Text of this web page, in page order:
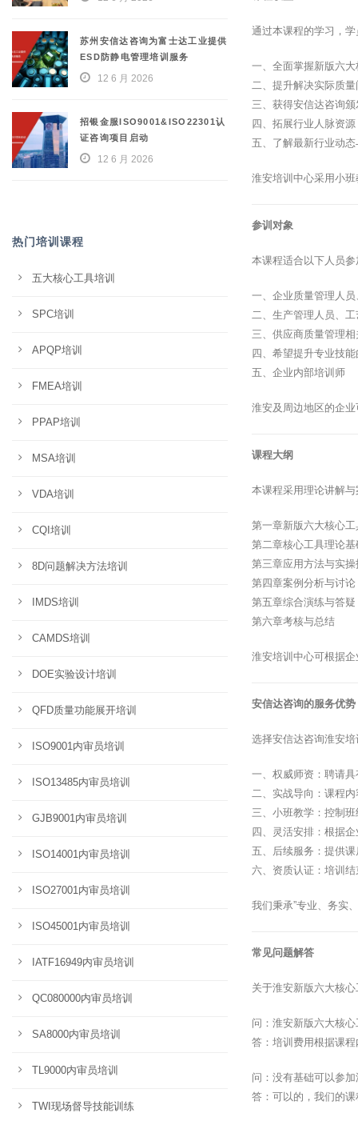
通过本课程的学习，
一、全面掌握新版六
二、提升解决实际质
三、获得安信达咨询
四、拓展行业人脉资
五、了解最新行业动
淮安培训中心采用小
参训对象
本课程适合以下人员参
一、企业质量管理人
二、生产管理人员、
三、供应商质量管理
四、希望提升专业技
五、企业内部培训师
淮安及周边地区的企
课程大纲
本课程采用理论讲解
第一章新版六大核心
第二章核心工具理论基
第三章应用方法与实操
第四章案例分析与讨论
第五章综合演练与答疑
第六章考核与总结
淮安培训中心可根据
安信达咨询的服务优势
选择安信达咨询淮安
一、权威师资：聘请
二、实战导向：课程
三、小班教学：控制
四、灵活安排：根据
五、后续服务：提供
六、资质认证：培训
我们秉承”专业、务实
常见问题解答
关于淮安新版六大核
问：淮安新版六大核
答：培训费用根据课
问：没有基础可以参
答：可以的，我们的
苏州安信达咨询为富士达工业提供
ESD防静电管理培训服务
12 6 月 2026
招银金服ISO9001&ISO22301认
证咨询项目启动
12 6 月 2026
热门培训课程
五大核心工具培训
SPC培训
APQP培训
FMEA培训
PPAP培训
MSA培训
VDA培训
CQI培训
8D问题解决方法培训
IMDS培训
CAMDS培训
DOE实验设计培训
QFD质量功能展开培训
ISO9001内审员培训
ISO13485内审员培训
GJB9001内审员培训
ISO14001内审员培训
ISO27001内审员培训
ISO45001内审员培训
IATF16949内审员培训
QC080000内审员培训
SA8000内审员培训
TL9000内审员培训
TWI现场督导技能训练